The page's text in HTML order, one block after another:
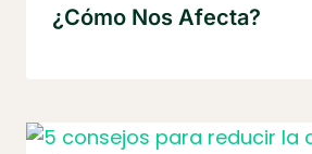
¿Cómo Nos Afecta?